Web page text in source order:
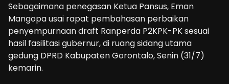
Sebagaimana penegasan Ketua Pansus, Eman
Mangopa usai rapat pembahasan perbaikan
penyempurnaan draft Ranperda P2KPK-PK sesuai
hasil fasilitasi gubernur, di ruang sidang utama
gedung DPRD Kabupaten Gorontalo, Senin (31/7)
kemarin.